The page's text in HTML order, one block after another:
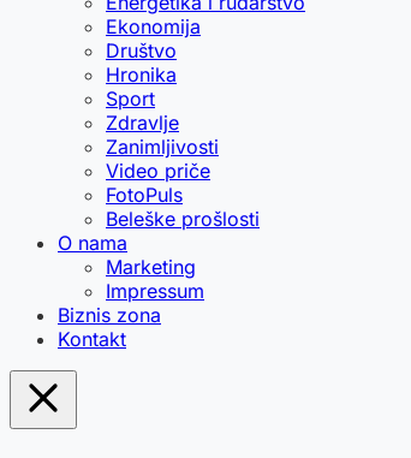
Ekonomija
Društvo
Hronika
Sport
Zdravlje
Zanimljivosti
Video priče
FotoPuls
Beleške prošlosti
O nama
Marketing
Impressum
Biznis zona
Kontakt